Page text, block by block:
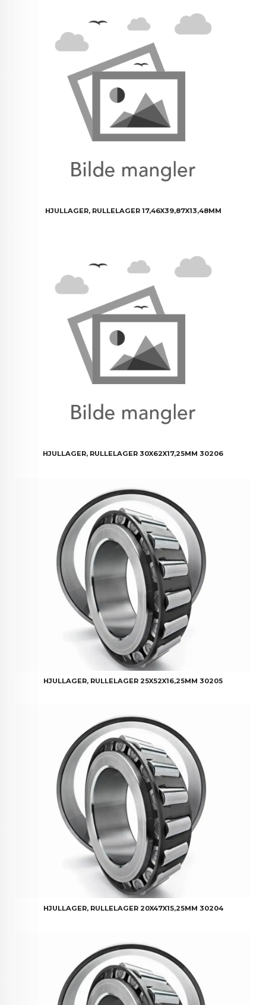
HJULLAGER, RULLELAGER 17,46X39,87X13,48MM
HJULLAGER, RULLELAGER 30X62X17,25MM 30206
HJULLAGER, RULLELAGER 25X52X16,25MM 30205
HJULLAGER, RULLELAGER 20X47X15,25MM 30204